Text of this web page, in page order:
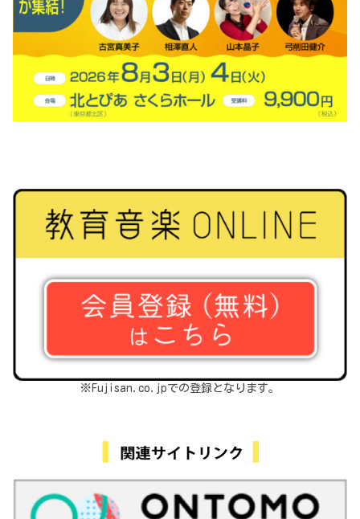
※Fujisan.co.jpでの登録となります。